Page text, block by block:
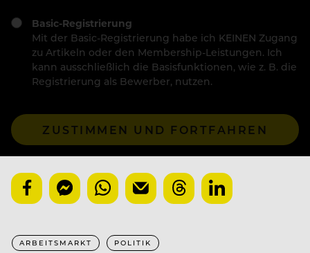
Basic-Registrierung
Mit der Basic-Registrierung habe ich KEINEN Zugang
zu Artikeln oder den Membership-Leistungen. Ich
kann ausschließlich die Basisfunktionen, wie z. B. die
Registrierung als Bewerber, nutzen.
ZUSTIMMEN UND FORTFAHREN
ARBEITSMARKT POLITIK